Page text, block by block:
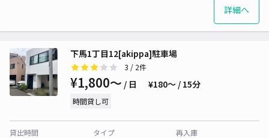
詳細へ
下馬1丁目12[akippa]駐車場
3 / 2件
¥1,800〜 / 日 ¥180〜 / 15分
時間貸し可
貸出時間
タイプ
再入庫